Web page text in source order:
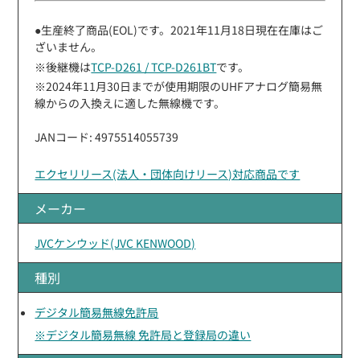
●生産終了商品(EOL)です。2021年11月18日現在在庫はご
ざいません。
※後継機はTCP-D261 / TCP-D261BTです。
※2024年11月30日までが使用期限のUHFアナログ簡易無
線からの入換えに適した無線機です。
JANコード: 4975514055739
エクセリリース(法人・団体向けリース)対応商品です
メーカー
JVCケンウッド(JVC KENWOOD)
種別
デジタル簡易無線免許局
※デジタル簡易無線 免許局と登録局の違い